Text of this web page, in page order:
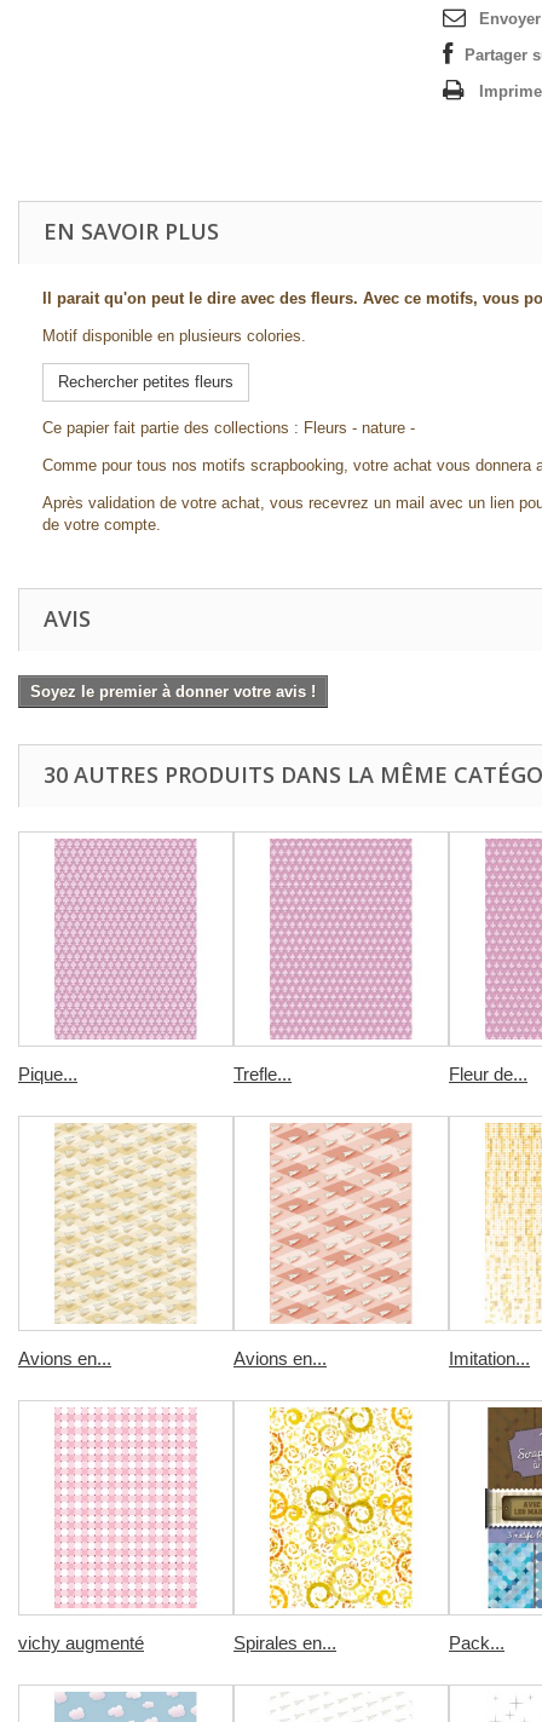
Partager
EN SAVOIR PLUS
Il parait qu'on peut le dire avec des fleurs. Avec ce motifs, vous
Motif disponible en plusieurs colories.
Rechercher petites fleurs
Ce papier fait partie des collections : Fleurs - nature -
Comme pour tous nos motifs scrapbooking, votre achat vous
Après validation de votre achat, vous recevrez un mail avec un lien
de votre compte.
AVIS
Soyez le premier à donner votre avis !
30 AUTRES PRODUITS DANS LA MÊME
Pique... Trefle... Fleur de...
Avions en... Avions en... Imitation...
vichy augmenté Spirales en... Pack...